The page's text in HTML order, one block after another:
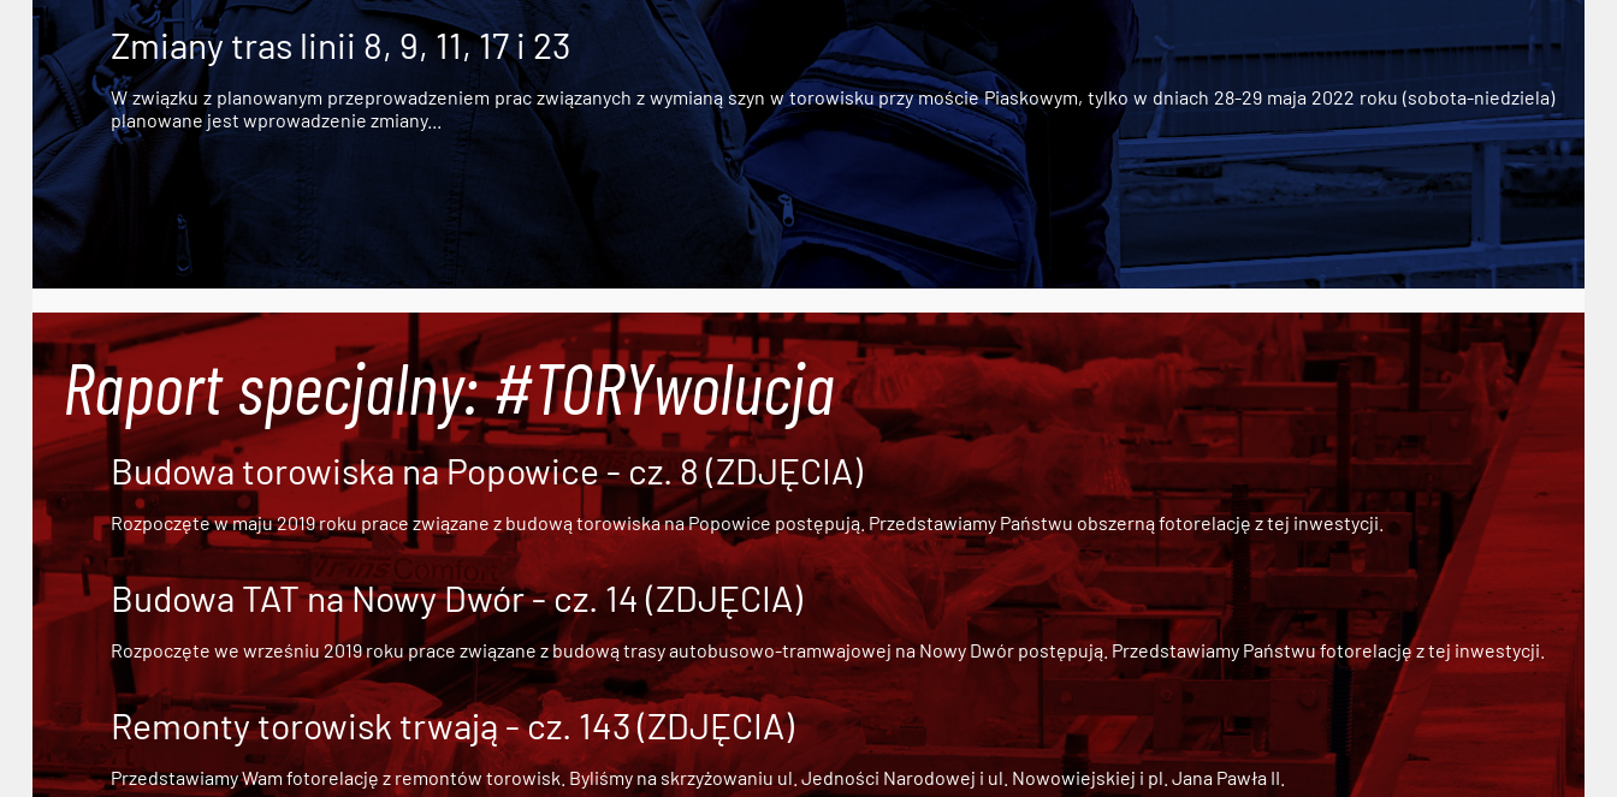
Zmiany tras linii 8, 9, 11, 17 i 23
W związku z planowanym przeprowadzeniem prac związanych z wymianą szyn w torowisku przy moście Piaskowym, tylko w dniach 28-29 maja 2022 roku (sobota-niedziela)
planowane jest wprowadzenie zmiany...
Raport specjalny: #TORYwolucja
Budowa torowiska na Popowice - cz. 8 (ZDJĘCIA)
Rozpoczęte w maju 2019 roku prace związane z budową torowiska na Popowice postępują. Przedstawiamy Państwu obszerną fotorelację z tej inwestycji.
Budowa TAT na Nowy Dwór - cz. 14 (ZDJĘCIA)
Rozpoczęte we wrześniu 2019 roku prace związane zbudową trasy autobusowo-tramwajowej na Nowy Dwórpostępują. Przedstawiamy Państwu fotorelację z tej inwestycji.
Remonty torowisk trwają - cz. 143 (ZDJĘCIA)
Przedstawiamy Wam fotorelację z remontów torowisk. Byliśmy na skrzyżowaniu ul. Jedności Narodowej i ul. Nowowiejskiej i pl. Jana Pawła II.